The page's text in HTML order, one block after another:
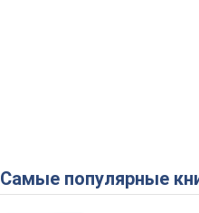
Самые популярные